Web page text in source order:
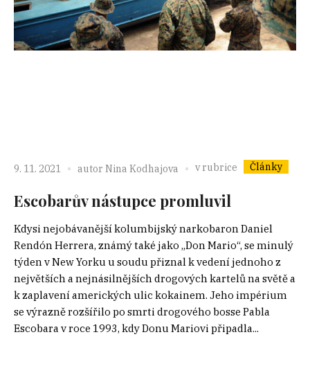
9. 11. 2021 autor Nina Kodhajova v rubrice Články
Escobarův nástupce promluvil
Kdysi nejobávanější kolumbijský narkobaron Daniel
Rendón Herrera, známý také jako „Don Mario“, se minulý
týden v New Yorku u soudu přiznal k vedení jednoho z
největších a nejnásilnějších drogových kartelů na světě a
k zaplavení amerických ulic kokainem. Jeho impérium
se výrazně rozšířilo po smrti drogového bosse Pabla
Escobara v roce 1993, kdy Donu Mariovi připadla...